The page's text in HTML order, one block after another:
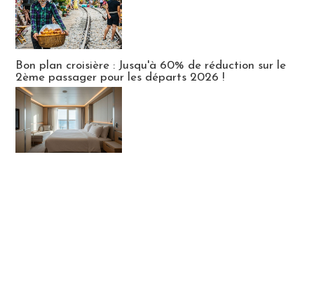
Bon plan croisière : Jusqu'à 60% de réduction sur le
2ème passager pour les départs 2026 !